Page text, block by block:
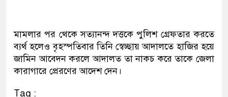
মামলার পর থেকে সত্যানন্দ দত্তকে পুলিশ গ্রেফতার করতে
ব্যর্থ হলেও বৃহস্পতিবার তিনি স্বেচ্ছায় আদালতে হাজির হয়ে
জামিন আবেদন করলে আদালত তা নাকচ করে তাকে জেলা
কারাগারে প্রেরণের আদেশ দেন।
Tag :